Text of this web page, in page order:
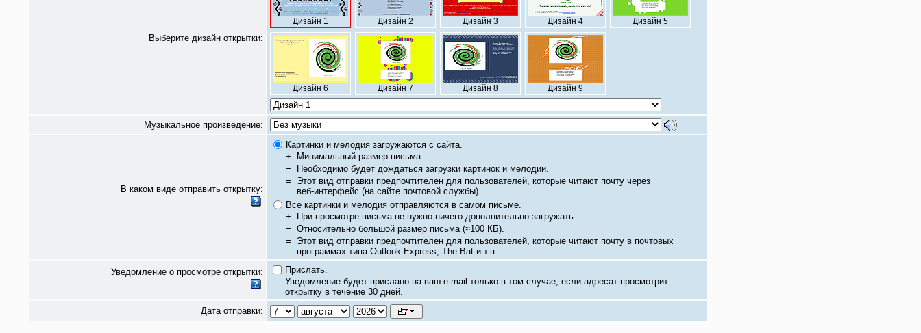
Выберите дизайн открытки:
Дизайн 1 Дизайн 2 Дизайн 3 Дизайн 4 Дизайн 5
Дизайн 6 Дизайн 7 Дизайн 8 Дизайн 9
Музыкальное произведение:
В каком виде отправить открытку:
Картинки и мелодия загружаются с сайта.
+
Минимальный размер письма.
−
Необходимо будет дождаться загрузки картинок и мелодии.
= Этот вид отправки предпочтителен для пользователей, которые читают почту через
веб-интерфейс (на сайте почтовой службы).
Все картинки и мелодия отправляются в самом письме.
+
При просмотре письма не нужно ничего дополнительно загружать.
− Относительно большой размер письма (≈100 КБ).
= Этот вид отправки предпочтителен для пользователей, которые читают почту в почтовых
программах типа Outlook Express, The Bat и т.п.
Уведомление о просмотре открытки:
Прислать.
Уведомление будет прислано на ваш e-mail только в том случае, если адресат просмотрит
открытку в течение 30 дней.
Дата отправки: